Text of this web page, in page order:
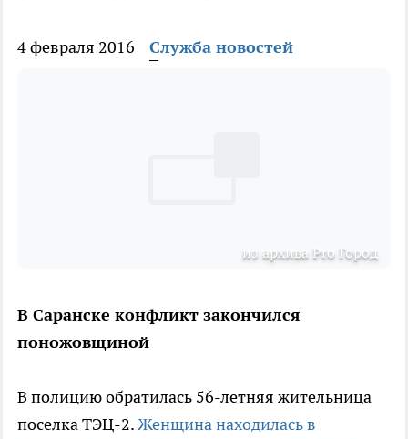
4 февраля 2016 Служба новостей
из архива Pro Город
В Саранске конфликт закончился
поножовщиной
В полицию обратилась 56-летняя жительница
поселка ТЭЦ-2.Женщина находилась в